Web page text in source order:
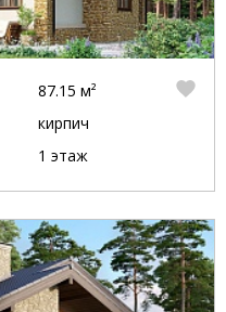
87.15 м²
кирпич
1 этаж